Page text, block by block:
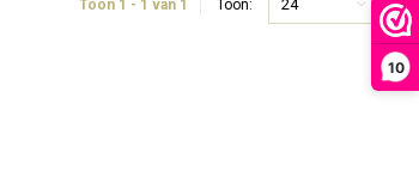
10
Toon 1 - 1 van 1 Toon: 24